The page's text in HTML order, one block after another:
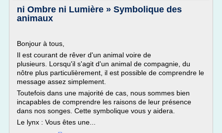
ni Ombre ni Lumière » Symbolique des
animaux
Bonjour à tous,
Il est courant de rêver d'un animal voire de
plusieurs. Lorsqu'il s'agit d'un animal de compagnie, du
nôtre plus particulièrement, il est possible de comprendre le
message assez simplement.
Toutefois dans une majorité de cas, nous sommes bien
incapables de comprendre les raisons de leur présence
dans nos songes. Cette symbolique vous y aidera.
Le lynx : Vous êtes une...